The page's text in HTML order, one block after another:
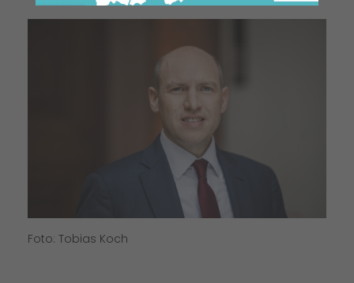
Foto: Tobias Koch